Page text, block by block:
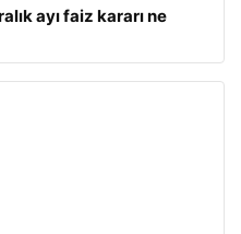
ayı faiz kararı ne